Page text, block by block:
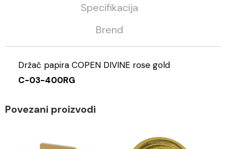
Specifikacija
Brend
Držač papira COPEN DIVINE rose gold
C-03-400RG
Povezani proizvodi